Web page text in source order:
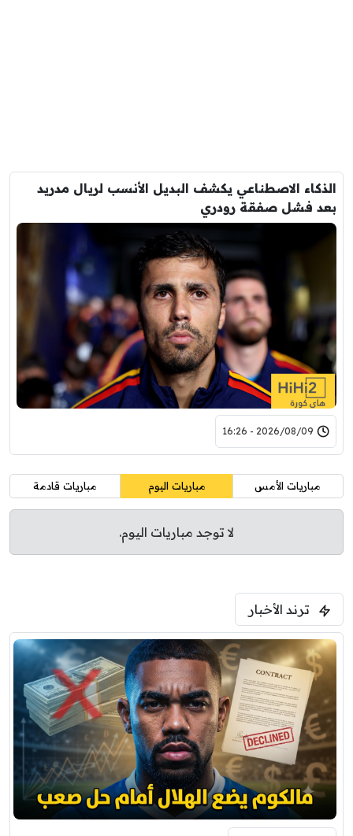
الذكاء الاصطناعي يكشف البديل الأنسب لريال مدريد
بعد فشل صفقة رودري
2026/08/09 - 16:26
مباريات الأمس مباريات اليوم مباريات قادمة
لا توجد مباريات اليوم.
ترند الأخبار